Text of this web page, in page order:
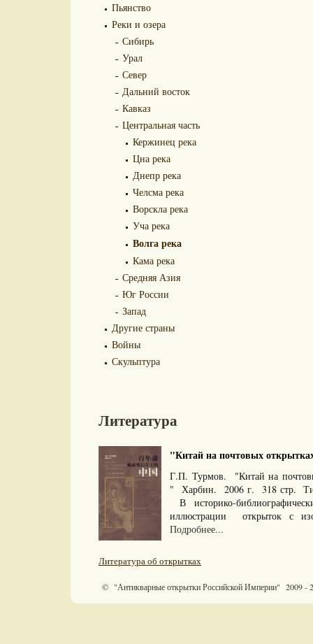
Пьянство
Реки и озера
Сибирь
Урал
Север
Дальний восток
Кавказ
Центральная часть
Кержинец река
Цна река
Днепр река
Челсма река
Ворскла река
Уча река
Волга река
Кама река
Средняя Азия
Юг России
Запад
Другие страны
Войны
Скульптура
Литература
"Китай на почтовых
Г.П. Турмов. "Китай на
" Харбин. 2006 г. 318 стр.
В историко-
иллюстрации открыток с
Подробнее...
Литература об открытках
© "Антикварные открытки Российской Империи" 2009 -